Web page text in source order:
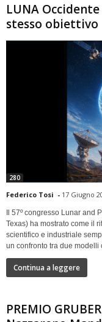
LUNA
stesso obiettivo
280
Federico Tosi - 17 Giugno
Il 57º congresso Lunar
Texas) ha mostrato come il
scientifico e industriale
un confronto tra due modelli
Continua a leggere
PREMIO